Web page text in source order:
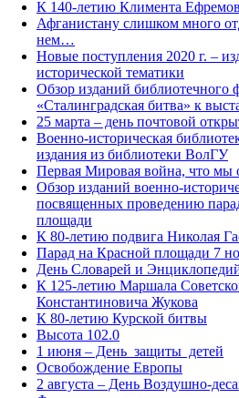
К 140-летию Климента
Афганистану слишком много
нем…
Новые поступления 2020 г. –
исторической тематики
Обзор изданий библиотечного
«Сталинградская битва» к
25 марта – день почтовой
Военно-историческая
издания из библиотеки ВолГУ
Первая Мировая война, что мы
Обзор изданий военно-
посвященных проведению
площади
К 80-летию подвига Николая
Парад на Красной площади 7
День Словарей и
К 125-летию Маршала
Константиновича Жукова
К 80-летию Курской битвы
Высота 102.0
1 июня – День защиты детей
Освобождение Европы
2 августа – День Воздушно-